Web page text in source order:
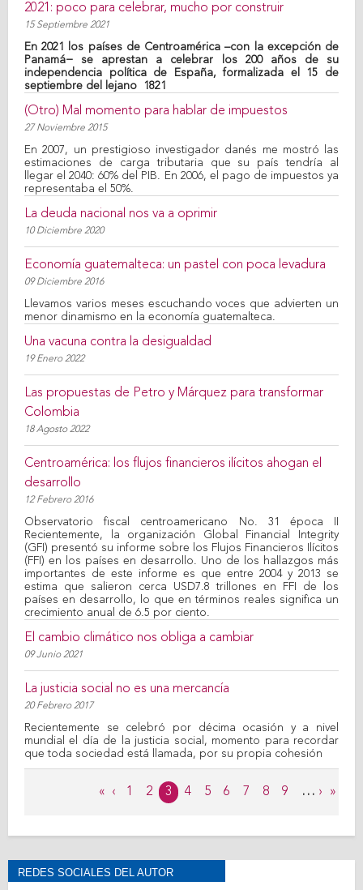
2021: poco para celebrar, mucho por construir
15 Septiembre 2021
En 2021 los países de Centroamérica –con la excepción de
Panamá− se aprestan a celebrar los 200 años de su
independencia política de España, formalizada el 15 de
septiembre del lejano 1821
(Otro) Mal momento para hablar de impuestos
27 Noviembre 2015
En 2007, un prestigioso investigador danés me mostró las
estimaciones de carga tributaria que su país tendría al
llegar el 2040: 60% del PIB. En 2006, el pago de impuestos ya
representaba el 50%.
La deuda nacional nos va a oprimir
10 Diciembre 2020
Economía guatemalteca: un pastel con poca levadura
09 Diciembre 2016
Llevamos varios meses escuchando voces que advierten un
menor dinamismo en la economía guatemalteca.
Una vacuna contra la desigualdad
19 Enero 2022
Las propuestas de Petro y Márquez para transformar
Colombia
18 Agosto 2022
Centroamérica: los flujos financieros ilícitos ahogan el
desarrollo
12 Febrero 2016
Observatorio fiscal centroamericano No. 31 época II
Recientemente, la organización Global Financial Integrity
(GFI) presentó su informe sobre los Flujos Financieros Ilícitos
(FFI) en los países en desarrollo. Uno de los hallazgos más
importantes de este informe es que entre 2004 y 2013 se
estima que salieron cerca USD7.8 trillones en FFI de los
países en desarrollo, lo que en términos reales significa un
crecimiento anual de 6.5 por ciento.
El cambio climático nos obliga a cambiar
09 Junio 2021
La justicia social no es una mercancía
20 Febrero 2017
Recientemente se celebró por décima ocasión y a nivel
mundial el día de la justicia social, momento para recordar
que toda sociedad está llamada, por su propia cohesión
« ‹ 1 2 3 4 5 6 7 8 9 … › »
REDES SOCIALES DEL AUTOR